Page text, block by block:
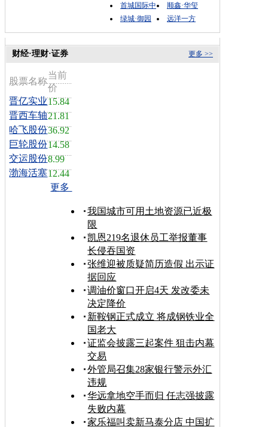
首城国际中
顺鑫·华玺
绿城·御园
远洋一方
更多 >>
财经·理财·证券
股票名称
当前
价
晋亿实业15.84
晋西车轴21.81
哈飞股份36.92
巨轮股份14.58
交运股份8.99
渤海活塞12.44
更多
我国城市可用土地资源已近极
限
凯恩219名退休员工举报董事
长侵吞国资
张维迎被质疑简历造假 出示证
据回应
调油价窗口开启4天 发改委未
决定降价
新鞍钢正式成立 将成钢铁业全
国老大
证监会披露三起案件 狙击内幕
交易
外管局召集28家银行警示外汇
违规
华远拿地空手而归 任志强披露
失败内幕
家乐福叫卖新马泰分店 中国扩